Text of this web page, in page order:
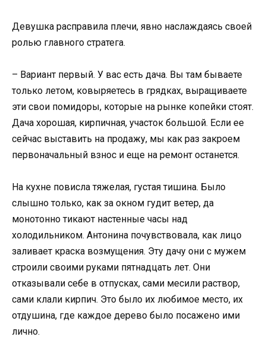
Девушка расправила плечи, явно наслаждаясь своей
ролью главного стратега.
– Вариант первый. У вас есть дача. Вы там бываете
только летом, ковыряетесь в грядках, выращиваете
эти свои помидоры, которые на рынке копейки стоят.
Дача хорошая, кирпичная, участок большой. Если ее
сейчас выставить на продажу, мы как раз закроем
первоначальный взнос и еще на ремонт останется.
На кухне повисла тяжелая, густая тишина. Было
слышно только, как за окном гудит ветер, да
монотонно тикают настенные часы над
холодильником. Антонина почувствовала, как лицо
заливает краска возмущения. Эту дачу они с мужем
строили своими руками пятнадцать лет. Они
отказывали себе в отпусках, сами месили раствор,
сами клали кирпич. Это было их любимое место, их
отдушина, где каждое дерево было посажено ими
лично.